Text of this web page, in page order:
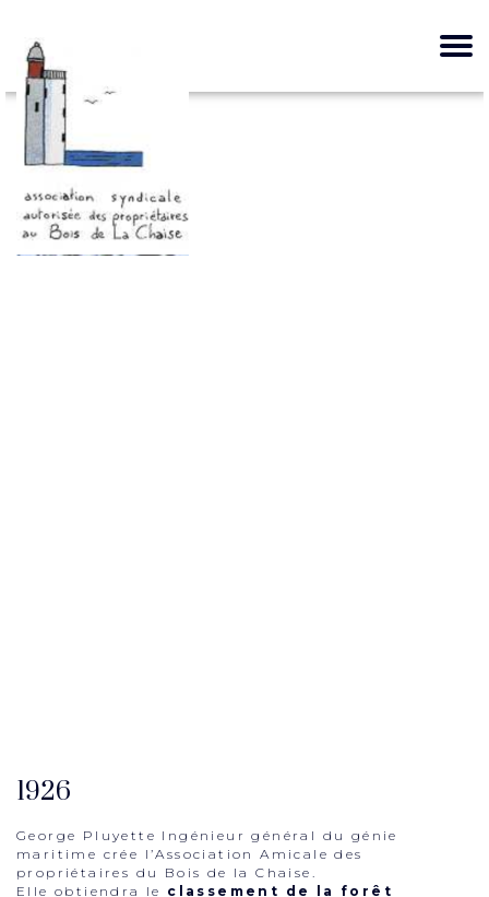
1926
George Pluyette Ingénieur général du génie
maritime crée l’Association Amicale des
propriétaires du Bois de la Chaise.
Elle obtiendra le classement de la forêt